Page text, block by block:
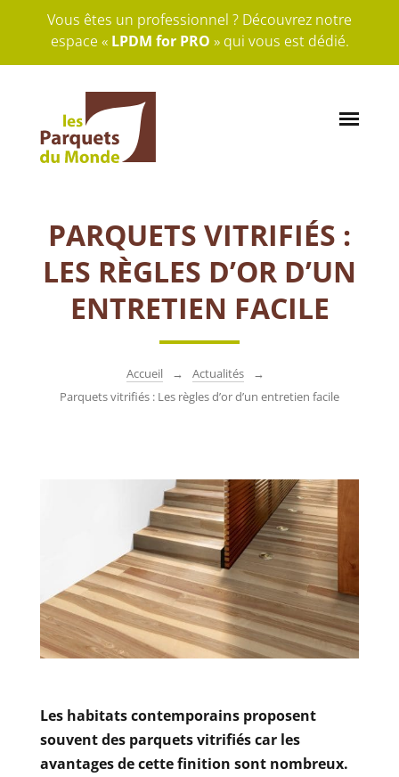
Vous êtes un professionnel ? Découvrez notre
espace « LPDM for PRO » qui vous est dédié.
PARQUETS VITRIFIÉS :
LES RÈGLES D’OR D’UN
ENTRETIEN FACILE
Accueil
Actualités
Parquets vitrifiés : Les règles d’or d’un entretien facile
Les habitats contemporains proposent
souvent des parquets vitrifiés car les
avantages de cette finition sont nombreux.